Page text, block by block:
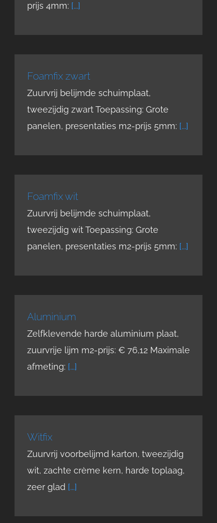
prijs 4mm: [...]
Foamfix zwart
Zuurvrij belijmde schuimplaat,
tweezijdig zwart Toepassing: Grote
panelen, presentaties m2-prijs 5mm: [...]
Foamfix wit
Zuurvrij belijmde schuimplaat,
tweezijdig wit Toepassing: Grote
panelen, presentaties m2-prijs 5mm: [...]
Aluminium
Zelfklevende harde aluminium plaat,
zuurvrije lijm m2-prijs: € 76,12 Maximale
afmeting: [...]
Witfix
Zuurvrij voorbelijmd karton, tweezijdig
wit, zachte crème kern, harde toplaag,
zeer glad [...]